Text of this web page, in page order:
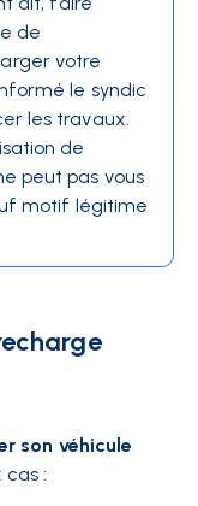
de
votre
le syndic
les travaux.
de
peut pas vous
motif légitime
son véhicule
: